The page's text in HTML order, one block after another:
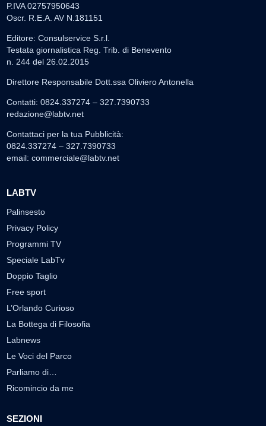
P.IVA 02757950643
Oscr. R.E.A. AV N.181151
Editore: Consulservice S.r.l.
Testata giornalistica Reg. Trib. di Benevento
n. 244 del 26.02.2015
Direttore Responsabile Dott.ssa Oliviero Antonella
Contatti: 0824.337274 – 327.7390733
redazione@labtv.net
Contattaci per la tua Pubblicità:
0824.337274 – 327.7390733
email: commerciale@labtv.net
LABTV
Palinsesto
Privacy Policy
Programmi TV
Speciale LabTv
Doppio Taglio
Free sport
L’Orlando Curioso
La Bottega di Filosofia
Labnews
Le Voci del Parco
Parliamo di…
Ricomincio da me
SEZIONI